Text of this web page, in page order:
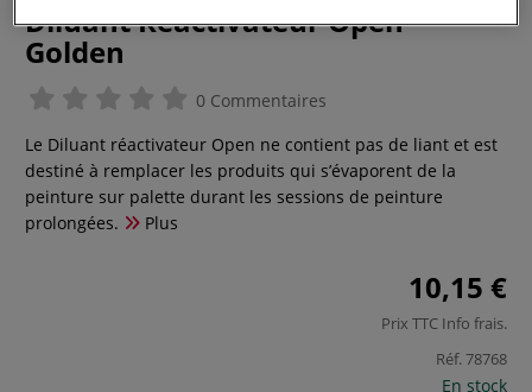
Diluant Réactivateur Open
Golden
0 Commentaires
Le Diluant réactivateur Open ne contient pas de liant et est
destiné à remplacer les produits qui s’évaporent de la
peinture sur palette durant les sessions de peinture
prolongées.
Plus
10,15 €
Prix TTC Info frais.
Réf.78768
En stock